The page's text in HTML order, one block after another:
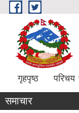
Skip to main content
गृहपृष्ठ परिचय
समाचार